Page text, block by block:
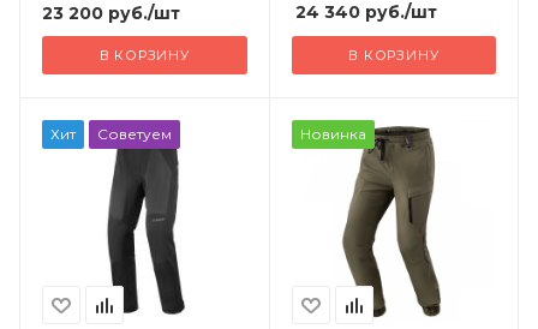
23 200 руб./шт
В КОРЗИНУ
24 340руб./шт
В КОРЗИНУ
Хит Советуем Новинка